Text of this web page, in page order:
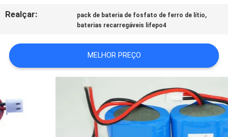
CASOS
UMAS
MAPA
Realçar: pack de bateria de fosfato de ferro de lítio,
baterias recarregáveis lifepo4
MELHOR PREÇO